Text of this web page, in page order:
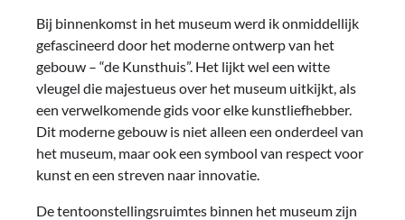
Bij binnenkomst in het museum werd ik onmiddellijk
gefascineerd door het moderne ontwerp van het
gebouw – “de Kunsthuis”. Het lijkt wel een witte
vleugel die majestueus over het museum uitkijkt, als
een verwelkomende gids voor elke kunstliefhebber.
Dit moderne gebouw is niet alleen een onderdeel van
het museum, maar ook een symbool van respect voor
kunst en een streven naar innovatie.
De tentoonstellingsruimtes binnen het museum zijn